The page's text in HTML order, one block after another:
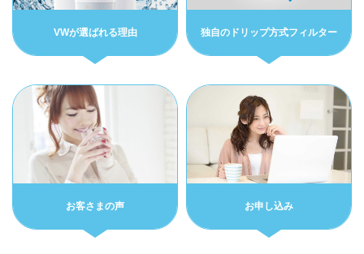
VWが選ばれる理由 独自のドリップ方式フィルター
お客さまの声 お申し込み